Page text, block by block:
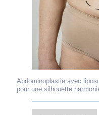
Abdominoplastie avec
pour une silhouette